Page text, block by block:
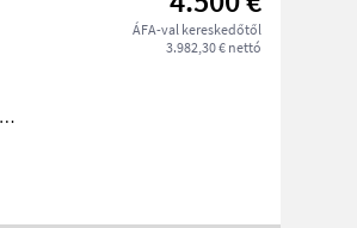
ÁFA-val kereskedőtől
3.982,30 € nettó